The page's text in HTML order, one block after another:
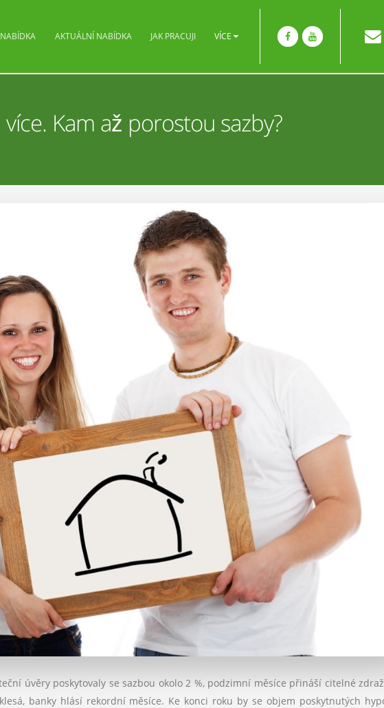
AKTUÁLNÍ NABÍDKA JAK PRACUJI VÍCE
Kam až porostou sazby?
úvěry poskytovaly se sazbou okolo 2 %, podzimní měsíce přináší citelné
banky hlásí rekordní měsíce. Ke konci roku by se objem poskytnutých